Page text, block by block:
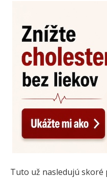
Tuto už nasledujú skoré